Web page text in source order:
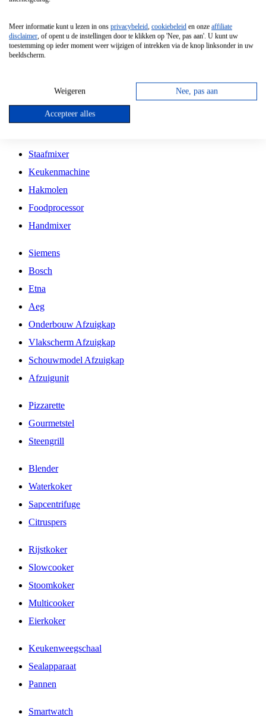
Vrijstaande Magnetron
Vrijstaande Kookplaat
Inbouw Gaskookplaat
Inbouw Keramische Kookplaat
Kookplaat Accessoires
Staafmixer
Keukenmachine
Hakmolen
Foodprocessor
Handmixer
Siemens
Bosch
Etna
Aeg
Onderbouw Afzuigkap
Vlakscherm Afzuigkap
Schouwmodel Afzuigkap
Afzuigunit
Pizzarette
Gourmetstel
Steengrill
Blender
Waterkoker
Sapcentrifuge
Citruspers
Rijstkoker
Slowcooker
Stoomkoker
Multicooker
Eierkoker
Keukenweegschaal
Sealapparaat
Pannen
Smartwatch
Meer informatie kunt u lezen in ons privacybeleid, cookiebeleid en onze affiliate
disclaimer, of opent u de instellingen door te klikken op 'Nee, pas aan'. U kunt uw
toestemming op ieder moment weer wijzigen of intrekken via de knop linksonder in uw
beeldscherm.
Weigeren Nee, pas aan
Accepteer alles